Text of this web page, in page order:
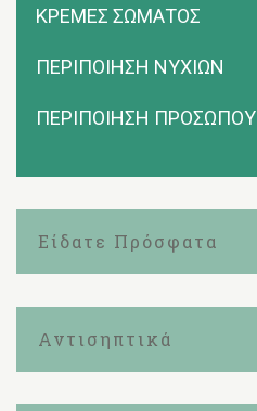
ΚΡΕΜΕΣ ΣΩΜΑΤΟΣ
ΠΕΡΙΠΟΙΗΣΗ ΝΥΧΙΩΝ
ΠΕΡΙΠΟΙΗΣΗ ΠΡΟΣΩΠΟΥ
Είδατε Πρόσφατα
Αντισηπτικά